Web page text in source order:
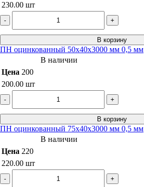
230.00 шт
- +
В корзину
ПН оцинкованный 50х40х3000 мм 0,5 мм
В наличии
Цена 200
200.00 шт
- +
В корзину
ПН оцинкованный 75х40х3000 мм 0,5 мм
В наличии
Цена 220
220.00 шт
- +